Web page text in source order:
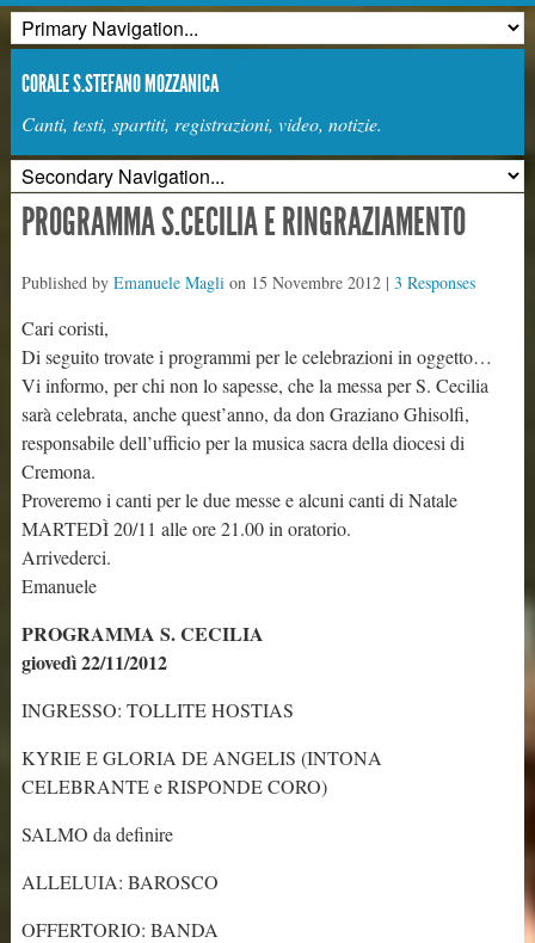
CORALE S.STEFANO MOZZANICA
Canti, testi, spartiti, registrazioni, video, notizie.
PROGRAMMA S.CECILIA E RINGRAZIAMENTO
Published by Emanuele Maglion 15 Novembre 2012| 3 Responses
Cari coristi,
Di seguito trovate i programmi per le celebrazioni in oggetto…
Vi informo, per chi non lo sapesse, che la messa per S. Cecilia
sarà celebrata, anche quest’anno, da don Graziano Ghisolfi,
responsabile dell’ufficio per la musica sacra della diocesi di
Cremona.
Proveremo i canti per le due messe e alcuni canti di Natale
MARTEDÌ 20/11 alle ore 21.00 in oratorio.
Arrivederci.
Emanuele
PROGRAMMA S. CECILIA
giovedì 22/11/2012
INGRESSO: TOLLITE HOSTIAS
KYRIE E GLORIA DE ANGELIS (INTONA
CELEBRANTE e RISPONDE CORO)
SALMO da definire
ALLELUIA: BAROSCO
OFFERTORIO: BANDA